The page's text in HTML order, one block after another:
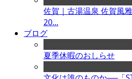
佐賀｜古湯温泉 佐賀風
20...
ブログ
夏季休暇のおしらせ